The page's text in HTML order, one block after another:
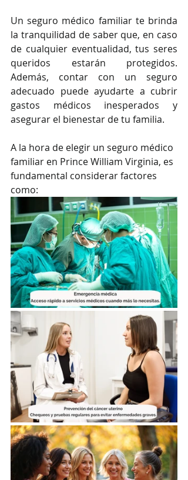
Un seguro médico familiar te brinda
la tranquilidad de saber que, en caso
de cualquier eventualidad, tus seres
queridos estarán protegidos.
Además, contar con un seguro
adecuado puede ayudarte a cubrir
gastos médicos inesperados y
asegurar el bienestar de tu familia.
A la hora de elegir un seguro médico
familiar en Prince William Virginia, es
fundamental considerar factores
como: